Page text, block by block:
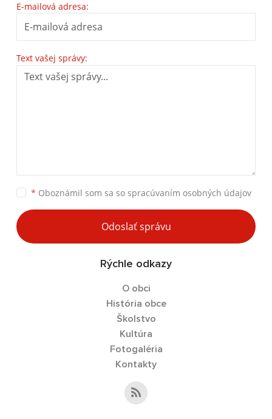
E-mailová adresa:
Text vašej správy:
* Oboznámil som sa so spracúvaním osobných údajov
Odoslať správu
Rýchle odkazy
O obci
História obce
Školstvo
Kultúra
Fotogaléria
Kontakty